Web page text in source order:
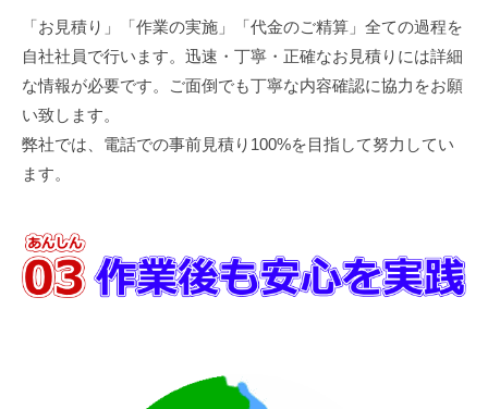
「お見積り」「作業の実施」「代金のご精算」全ての過程を
自社社員で行います。迅速・丁寧・正確なお見積りには詳細
な情報が必要です。ご面倒でも丁寧な内容確認に協力をお願
い致します。
弊社では、電話での事前見積り100%を目指して努力してい
ます。